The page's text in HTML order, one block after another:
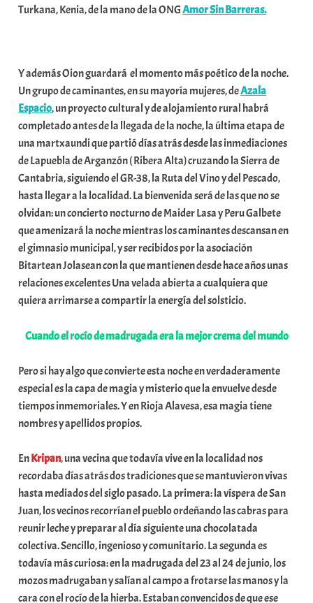
Turkana, Kenia, de la mano de la ONGAmor Sin Barreras.
Y además Oion guardará el momento más poético de la noche.
Un grupo de caminantes, en su mayoría mujeres, deAzala
Espacio, un proyecto cultural y de alojamiento rural habrá
completado antes de la llegada de la noche, la última etapa de
una martxaundi que partió días atrás desde las inmediaciones
de Lapuebla de Arganzón ( Ribera Alta) cruzando la Sierra de
Cantabria, siguiendo el GR-38, la Ruta del Vino y del Pescado,
hasta llegar a la localidad. La bienvenida será de las que no se
olvidan: un concierto nocturno de Maider Lasa y Peru Galbete
que amenizará la noche mientras los caminantes descansan en
el gimnasio municipal, y ser recibidos por la asociación
Bitartean Jolasean con la que mantienen desde hace años unas
relaciones excelentes Una velada abierta a cualquiera que
quiera arrimarse a compartir la energía del solsticio.
Cuando el rocío de madrugada era la mejor crema del mundo
Pero si hay algo que convierte esta noche en verdaderamente
especial es la capa de magia y misterio que la envuelve desde
tiempos inmemoriales. Y en Rioja Alavesa, esa magia tiene
nombres y apellidos propios.
EnKripan, una vecina que todavía vive en la localidad nos
recordaba días atrás dos tradiciones que se mantuvieron vivas
hasta mediados del siglo pasado. La primera: la víspera de San
Juan, los vecinos recorrían el pueblo ordeñando las cabras para
reunir leche y preparar al día siguiente una chocolatada
colectiva. Sencillo, ingenioso y comunitario. La segunda es
todavía más curiosa: en la madrugada del 23 al 24 de junio, los
mozos madrugaban y salían al campo a frotarse las manos y la
cara con el rocío de la hierba. Estaban convencidos de que ese